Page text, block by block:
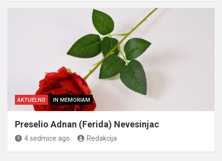
AKTUELNO IN MEMORIAM
Preselio Adnan (Ferida) Nevesinjac
4 sedmice ago Redakcija